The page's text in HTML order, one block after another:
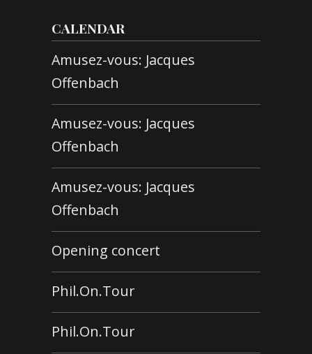
CALENDAR
Amusez-vous: Jacques
Offenbach
Amusez-vous: Jacques
Offenbach
Amusez-vous: Jacques
Offenbach
Opening concert
Phil.On.Tour
Phil.On.Tour